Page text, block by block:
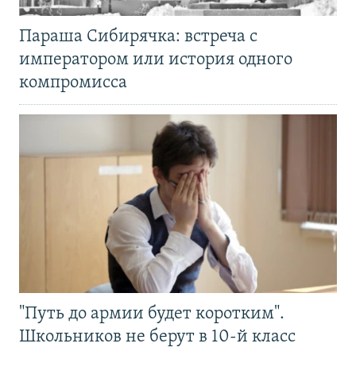
Параша Сибирячка: встреча с
императором или история одного
компромисса
"Путь до армии будет коротким".
Школьников не берут в 10-й класс